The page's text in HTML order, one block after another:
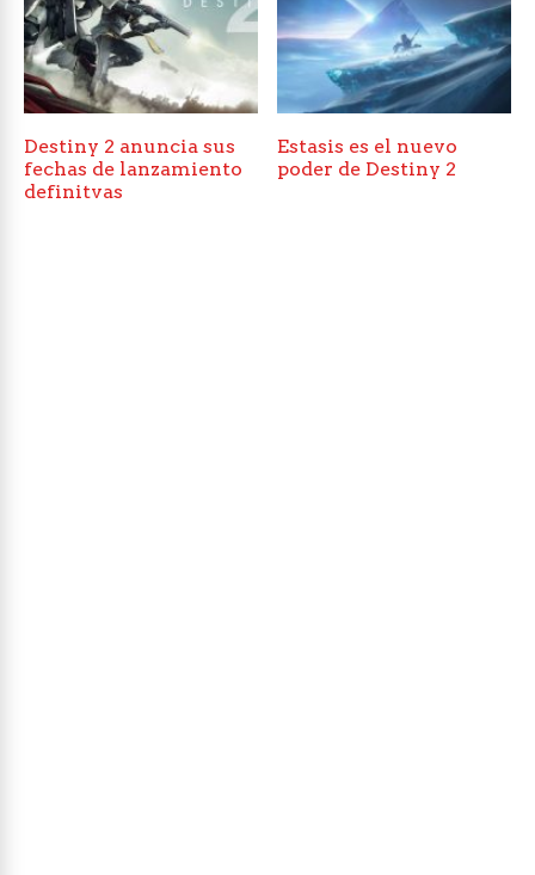
Destiny 2 anuncia sus
fechas de lanzamiento
definitvas
Estasis es el nuevo
poder de Destiny 2